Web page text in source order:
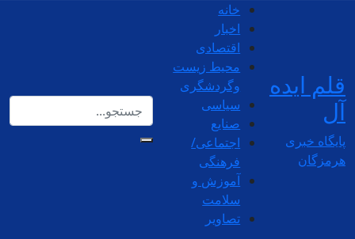
قلم ایده
آل
پایگاه خبری
هرمزگان
خانه
اخبار
اقتصادی
محیط زیست
وگردشگری
سیاسی
صنایع
اجتماعی/
فرهنگی
آموزش و
سلامت
تصاویر